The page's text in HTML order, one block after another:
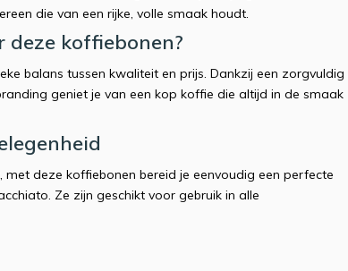
die van een rijke, volle smaak houdt.
deze koffiebonen?
balans tussen kwaliteit en prijs. Dankzij een zorgvuldig
geniet je van een kop koffie die altijd in de smaak
deze koffiebonen bereid je eenvoudig een perfecte
Ze zijn geschikt voor gebruik in alle